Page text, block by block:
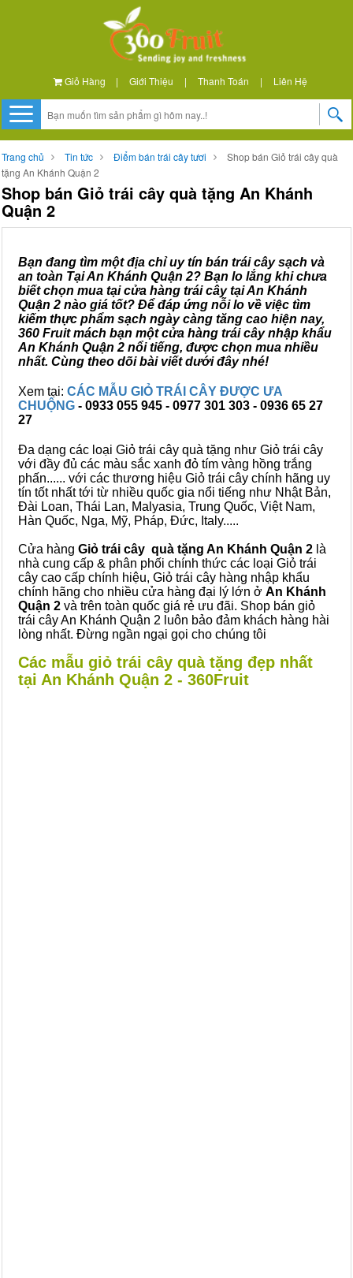
Giỏ Hàng | Giới Thiệu | Thanh Toán | Liên Hệ
Trang chủ Tin tức Điểm bán trái cây tươi
Shop bán Giỏ trái cây quà
tặng An Khánh Quận 2
Shop bán Giỏ trái cây quà tặng An Khánh
Quận 2
Bạn đang tìm một địa chỉ uy tín bán trái cây sạch và
an toàn Tại An Khánh Quận 2? Bạn lo lắng khi chưa
biết chọn mua tại cửa hàng trái cây tại An Khánh
Quận 2 nào giá tốt? Để đáp ứng nỗi lo về việc tìm
kiếm thực phẩm sạch ngày càng tăng cao hiện nay,
360 Fruit mách bạn một cửa hàng trái cây nhập khẩu
An Khánh Quận 2 nổi tiếng, được chọn mua nhiều
nhất. Cùng theo dõi bài viết dưới đây nhé!
Xem tại: CÁC MẪU GIỎ TRÁI CÂY ĐƯỢC ƯA
CHUỘNG - 0933 055 945 - 0977 301 303 - 0936 65 27
27
Đa dạng các loại Giỏ trái cây quà tặng như Giỏ trái cây
với đầy đủ các màu sắc xanh đỏ tím vàng hồng trắng
phấn...... với các thương hiệu Giỏ trái cây chính hãng uy
tín tốt nhất tới từ nhiều quốc gia nổi tiếng như Nhật Bản,
Đài Loan, Thái Lan, Malyasia, Trung Quốc, Việt Nam,
Hàn Quốc, Nga, Mỹ, Pháp, Đức, Italy.....
Cửa hàng Giỏ trái cây quà tặng An Khánh Quận 2 là
nhà cung cấp & phân phối chính thức các loại Giỏ trái
cây cao cấp chính hiệu, Giỏ trái cây hàng nhập khẩu
chính hãng cho nhiều cửa hàng đại lý lớn ở An Khánh
Quận 2 và trên toàn quốc giá rẻ ưu đãi. Shop bán giỏ
trái cây An Khánh Quận 2 luôn bảo đảm khách hàng hài
lòng nhất. Đừng ngần ngại gọi cho chúng tôi
Các mẫu giỏ trái cây quà tặng đẹp nhất
tại An Khánh Quận 2 - 360Fruit